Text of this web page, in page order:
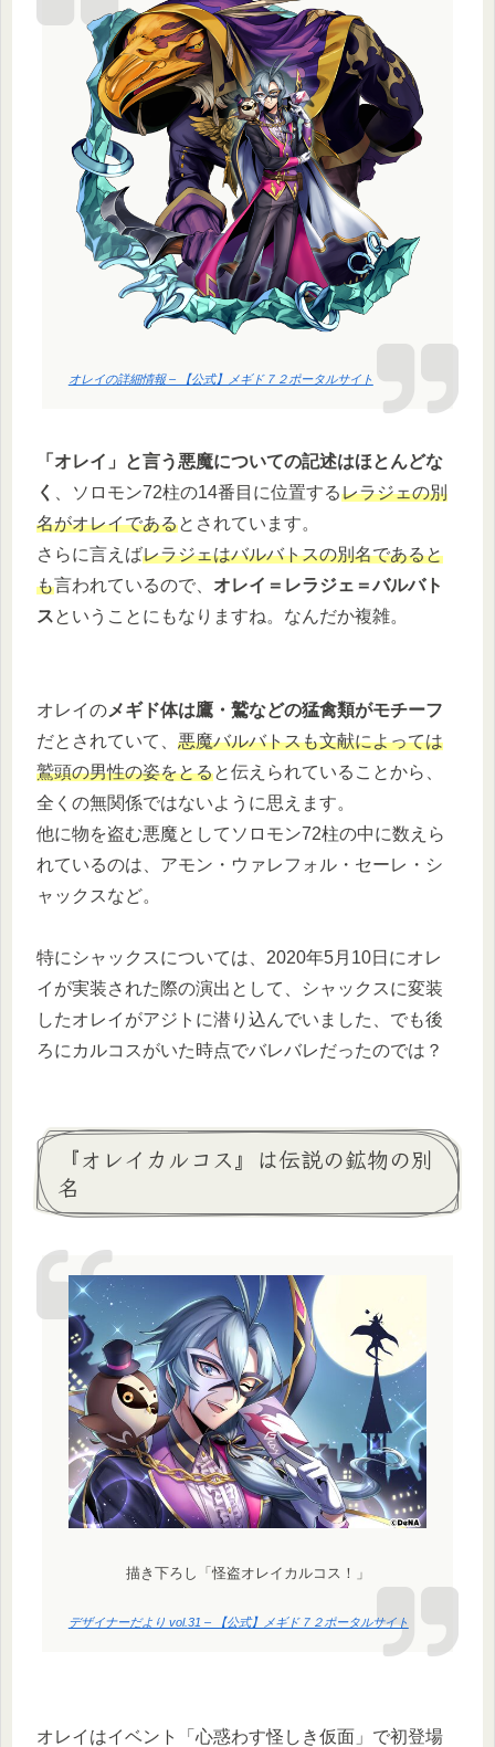
オレイの詳細情報 – 【公式】メギド７２ポータルサイト
「オレイ」と言う悪魔についての記述はほとんどな
く
、ソロモン72柱の14番目に位置するレラジェの別
名がオレイであるとされています。
さらに言えばレラジェはバルバトスの別名であると
も言われているので、 オレイ＝レラジェ＝バルバト
スということにもなりますね。なんだか複雑。
オレイのメギド体は鷹・鷲などの猛禽類がモチーフ
だとされていて、 悪魔バルバトスも文献によっては
鷲頭の男性の姿をとると伝えられていることから、
全くの無関係ではないように思えます。
他に物を盗む悪魔としてソロモン72柱の中に数えら
れているのは、アモン・ウァレフォル・セーレ・シ
ャックスなど。
特にシャックスについては、2020年5月10日にオレ
イが実装された際の演出として、シャックスに変装
したオレイがアジトに潜り込んでいました、でも後
ろにカルコスがいた時点でバレバレだったのでは？
『オレイカルコス』は伝説の鉱物の別
名
描き下ろし「怪盗オレイカルコス！」
デザイナーだより vol.31 – 【公式】メギド７２ポータルサイト
オレイはイベント「心惑わす怪しき仮面」で初登場